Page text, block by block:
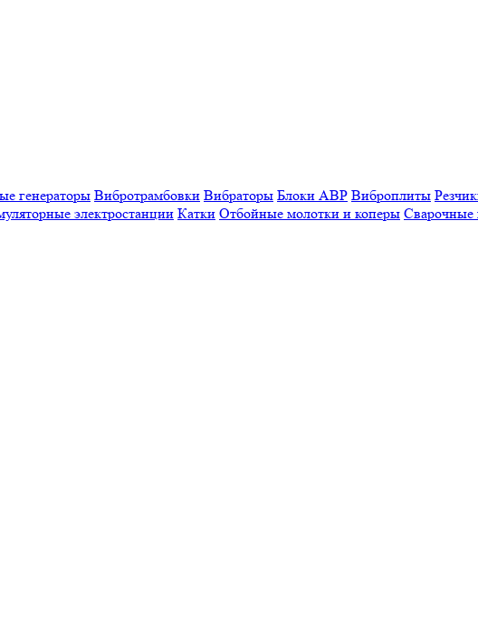
генераторы Вибротрамбовки Вибраторы Блоки АВР Виброплиты
электростанции Катки Отбойные молотки и коперы Сварочные